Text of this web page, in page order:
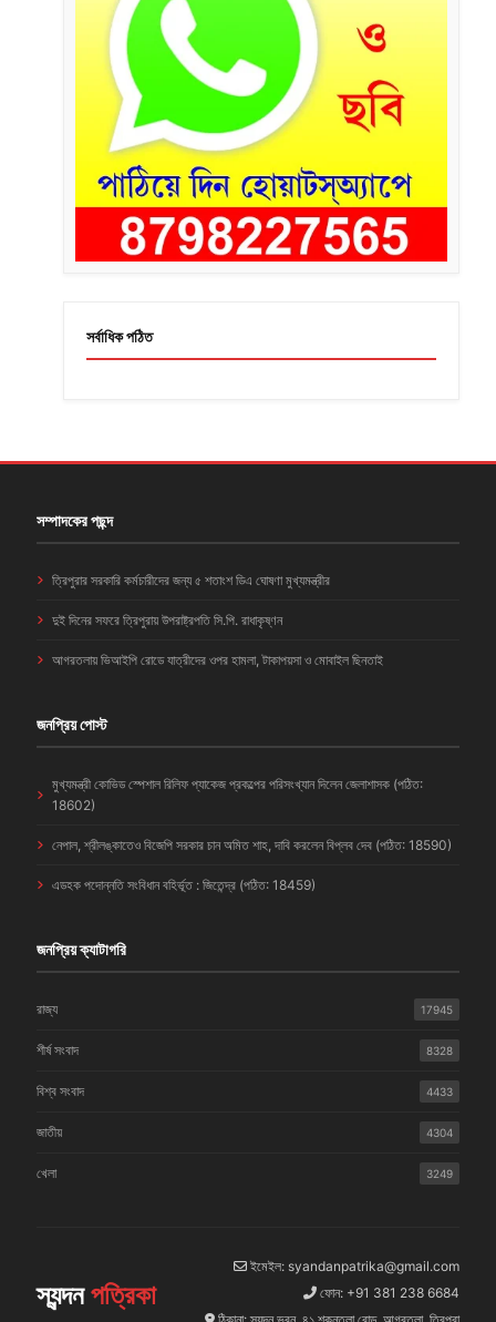
সর্বাধিক পঠিত
সম্পাদকের পছন্দ
ত্রিপুরার সরকারি কর্মচারীদের জন্য ৫ শতাংশ ডিএ ঘোষণা মুখ্যমন্ত্রীর
দুই দিনের সফরে ত্রিপুরায় উপরাষ্ট্রপতি সি.পি. রাধাকৃষ্ণন
আগরতলায় ভিআইপি রোডে যাত্রীদের ওপর হামলা, টাকাপয়সা ও মোবাইল ছিনতাই
জনপ্রিয় পোস্ট
মুখ্যমন্ত্রী কোভিড স্পেশাল রিলিফ প্যাকেজ প্রকল্পের পরিসংখ্যান দিলেন জেলাশাসক (পঠিত:
18602)
নেপাল, শ্রীলঙ্কাতেও বিজেপি সরকার চান অমিত শাহ, দাবি করলেন বিপ্লব দেব (পঠিত: 18590)
এডহক পদোন্নতি সংবিধান বহির্ভূত : জিতেন্দ্র (পঠিত: 18459)
জনপ্রিয় ক্যাটাগরি
রাজ্য 17945
শীর্ষ সংবাদ 8328
বিশ্ব সংবাদ 4433
জাতীয় 4304
খেলা 3249
স্যন্দনপত্রিকা
ইমেইল: syandanpatrika@gmail.com
ফোন: +91 381 238 6684